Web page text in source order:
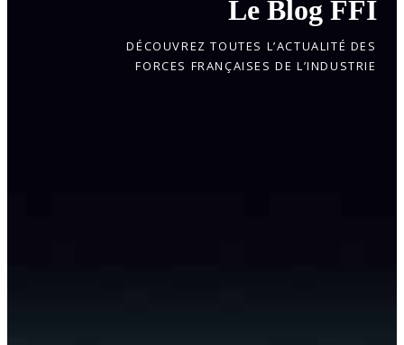
Le Blog FFI
DÉCOUVREZ TOUTES L’ACTUALITÉ DES
FORCES FRANÇAISES DE L’INDUSTRIE